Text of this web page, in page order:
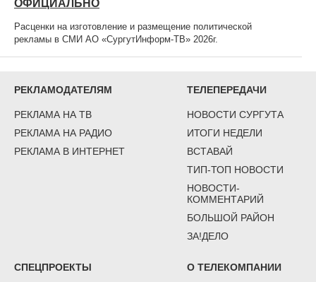
ОФИЦИАЛЬНО
Расценки на изготовление и размещение политической
рекламы в СМИ АО «СургутИнформ-ТВ» 2026г.
РЕКЛАМОДАТЕЛЯМ
РЕКЛАМА НА ТВ
РЕКЛАМА НА РАДИО
РЕКЛАМА В ИНТЕРНЕТ
ТЕЛЕПЕРЕДАЧИ
НОВОСТИ СУРГУТА
ИТОГИ НЕДЕЛИ
ВСТАВАЙ
ТИП-ТОП НОВОСТИ
НОВОСТИ-
КОММЕНТАРИЙ
БОЛЬШОЙ РАЙОН
ЗА!ДЕЛО
СПЕЦПРОЕКТЫ О ТЕЛЕКОМПАНИИ